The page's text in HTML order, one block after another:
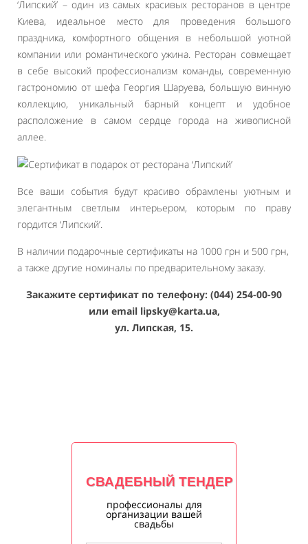
‘Липский’ – один из самых красивых ресторанов в центре
Киева, идеальное место для проведения большого
праздника, комфортного общения в небольшой уютной
компании или романтического ужина. Ресторан совмещает
в себе высокий профессионализм команды, современную
гастрономию от шефа Георгия Шаруева, большую винную
коллекцию, уникальный барный концепт и удобное
расположение в самом сердце города на живописной
аллее.
Все ваши события будут красиво обрамлены уютным и
элегантным светлым интерьером, которым по праву
гордится ‘Липский’.
В наличии подарочные сертификаты на 1000 грн и 500 грн,
а также другие номиналы по предварительному заказу.
Закажите сертификат по телефону: (044) 254-00-90
или email lipsky@karta.ua,
ул. Липская, 15.
СВАДЕБНЫЙ ТЕНДЕР
профессионалы для
организации вашей
свадьбы